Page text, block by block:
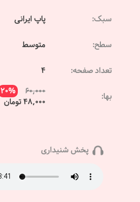
سبک: پاپ ایرانی
سطح: متوسط
تعداد صفحه: 4
بها: 60,000
20%
48,000 تومان
پخش شنیداری